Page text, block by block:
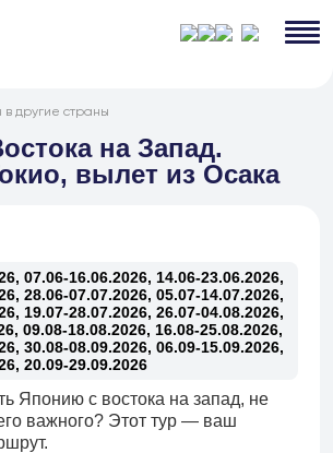
в другие страны
на Запад.
вылет из Осака
07.06-16.06.2026, 14.06-23.06.2026,
28.06-07.07.2026, 05.07-14.07.2026,
19.07-28.07.2026, 26.07-04.08.2026,
09.08-18.08.2026, 16.08-25.08.2026,
30.08-08.09.2026, 06.09-15.09.2026,
20.09-29.09.2026
Японию с востока на запад, не
важного? Этот тур — ваш